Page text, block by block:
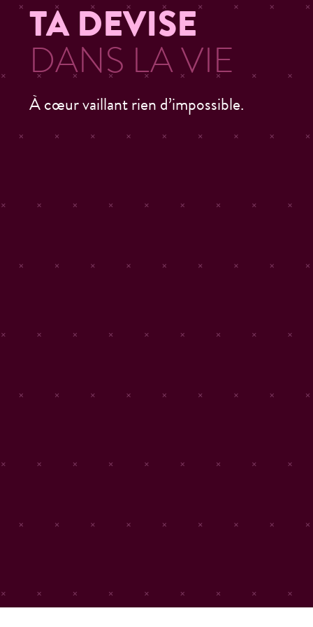
TA DEVISE
DANS LA VIE
À cœur vaillant rien d’impossible.